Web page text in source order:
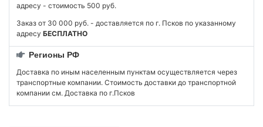
адресу - стоимость 500 руб.
Заказ от 30 000 руб. - доставляется по г. Псков по указанному
адресу БЕСПЛАТНО
Регионы РФ
Доставка по иным населенным пунктам осуществляется через
транспортные компании. Стоимость доставки до транспортной
компании см. Доставка по г.Псков